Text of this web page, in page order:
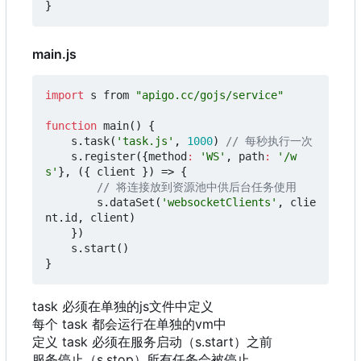
}
main.js
import s from "apigo.cc/gojs/service"
function main()
{
s . task( 'task.js' , 1000)
s . register({method: 'WS' , path:
'/w
s' }, ({ client }) => {
s . dataSet ( 'websocketClients' ,
clie
nt . id, client)
})
s . start ()
}
task 必须在单独的js文件中定义
每个 task 都会运行在单独的vm中
定义 task 必须在服务启动 （s.start） 之前